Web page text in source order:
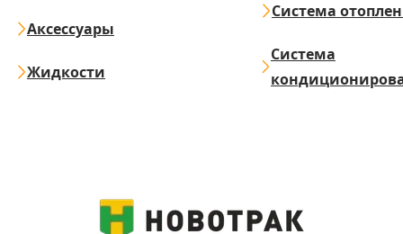
Аксессуары
Жидкости
Система
Система